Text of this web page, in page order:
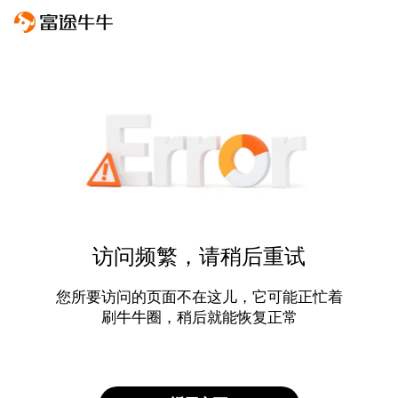
访问频繁，请稍后重试
您所要访问的页面不在这儿，它可能正忙着
刷牛牛圈，稍后就能恢复正常